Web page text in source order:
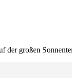
der großen